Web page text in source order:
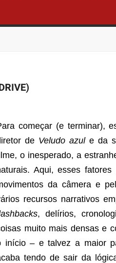
começar (e terminar),
de Veludo azule da
o inesperado, a
Aqui, esses
da câmera e
recursos narrativos
, delírios,
muito mais densas e
início – e talvez a maior
tendo de sair da